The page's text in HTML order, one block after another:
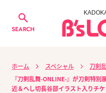
SEARCH
ホーム スペシャル
刀剣
『刀剣乱舞-ONLINE-』が刀剣特
近＆へし切長谷部イラスト入りチ